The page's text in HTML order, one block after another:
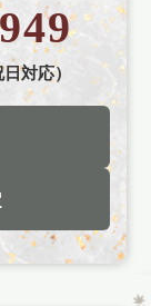
対応）